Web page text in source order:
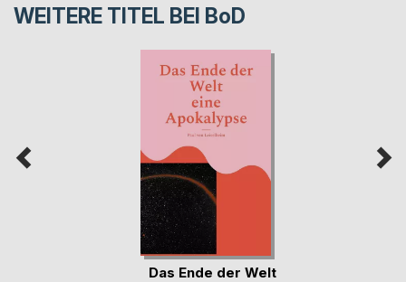
WEITERE TITEL BEI BoD
Das Ende der Welt